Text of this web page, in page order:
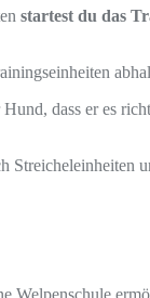
startest du das
dass er es
Streicheleinheiten